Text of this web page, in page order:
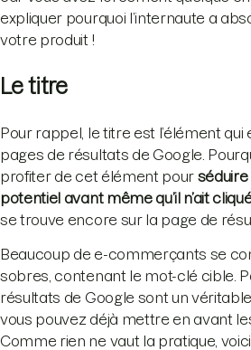
expliquer pourquoi l’internaute a
votre produit !
Le titre
Pour rappel, le titre est l’élément qui
pages de résultats de Google.
profiter de cet élément pour
potentiel avant même qu’il n’ait
se trouve encore sur la page de
Beaucoup de e-commerçants se
sobres, contenant le mot-clé cible.
résultats de Google sont un
vous pouvez déjà mettre en avant
Comme rien ne vaut la pratique,